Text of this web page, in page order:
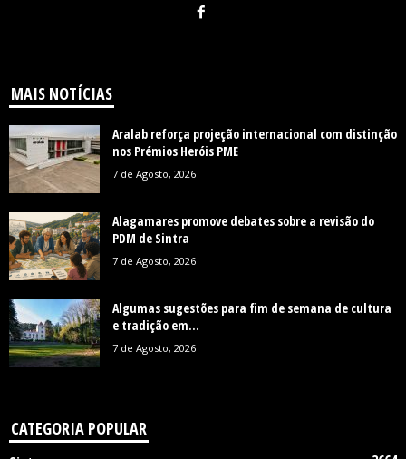
MAIS NOTÍCIAS
Aralab reforça projeção internacional com distinção
nos Prémios Heróis PME
7 de Agosto, 2026
Alagamares promove debates sobre a revisão do
PDM de Sintra
7 de Agosto, 2026
Algumas sugestões para fim de semana de cultura
e tradição em...
7 de Agosto, 2026
CATEGORIA POPULAR